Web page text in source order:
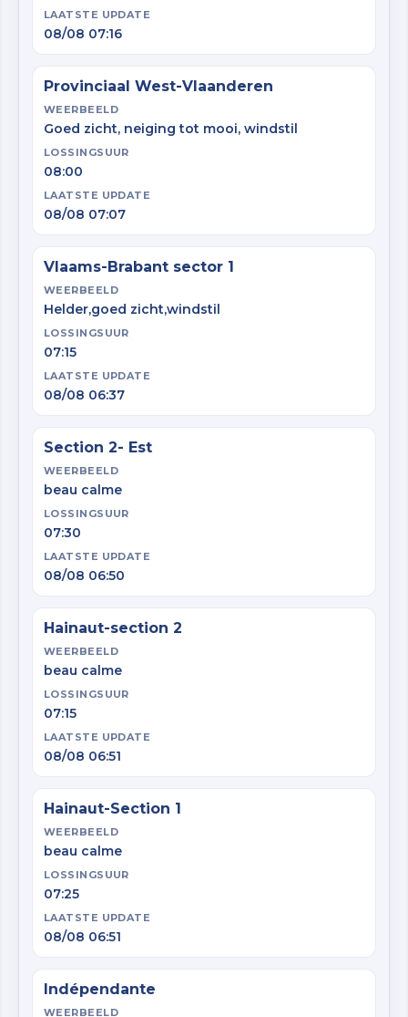
LAATSTE UPDATE
08/08 07:16
Provinciaal West-Vlaanderen
WEERBEELD
Goed zicht, neiging tot mooi, windstil
LOSSINGSUUR
08:00
LAATSTE UPDATE
08/08 07:07
Vlaams-Brabant sector 1
WEERBEELD
Helder,goed zicht,windstil
LOSSINGSUUR
07:15
LAATSTE UPDATE
08/08 06:37
Section 2- Est
WEERBEELD
beau calme
LOSSINGSUUR
07:30
LAATSTE UPDATE
08/08 06:50
Hainaut-section 2
WEERBEELD
beau calme
LOSSINGSUUR
07:15
LAATSTE UPDATE
08/08 06:51
Hainaut-Section 1
WEERBEELD
beau calme
LOSSINGSUUR
07:25
LAATSTE UPDATE
08/08 06:51
Indépendante
WEERBEELD